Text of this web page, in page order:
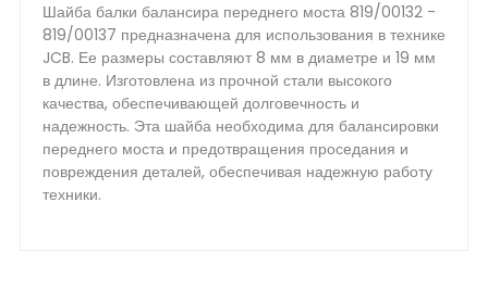
Шайба балки балансира переднего моста 819/00132 -
819/00137 предназначена для использования в технике
JCB. Ее размеры составляют 8 мм в диаметре и 19 мм
в длине. Изготовлена из прочной стали высокого
качества, обеспечивающей долговечность и
надежность. Эта шайба необходима для балансировки
переднего моста и предотвращения проседания и
повреждения деталей, обеспечивая надежную работу
техники.